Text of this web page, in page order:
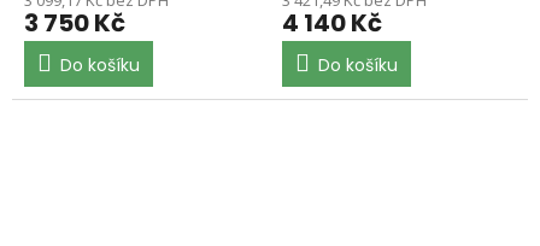
3 750 Kč
Do košíku
4 140 Kč
Do košíku